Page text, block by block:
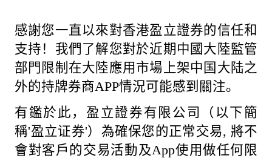
感謝您一直以來對香港盈立證券的信任和
支持！我們了解您對於近期中國大陸監管
部門限制在大陸應用市場上架中国大陆之
外的持牌券商APP情況可能感到關注。
有鑑於此，盈立證券有限公司（以下簡
稱'盈立证券'）為確保您的正常交易, 將不
會對客戶的交易活動及App使用做任何限